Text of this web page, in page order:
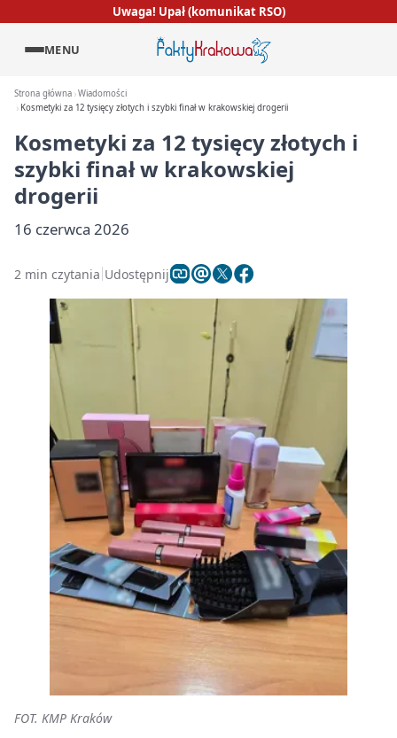
Uwaga! Upał (komunikat RSO)
MENU
Strona główna Wiadomości
Kosmetyki za 12 tysięcy złotych i szybki finał w krakowskiej drogerii
Kosmetyki za 12 tysięcy złotych i
szybki finał w krakowskiej
drogerii
16 czerwca 2026
2 min czytania Udostępnij
FOT. KMP Kraków